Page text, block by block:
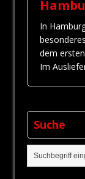
In
dem
Im
Suche